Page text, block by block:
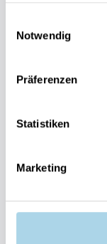
Notwendig
Präferenzen
Statistiken
Marketing
4 Gäste